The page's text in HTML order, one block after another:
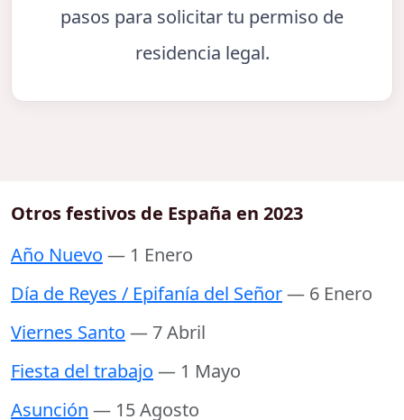
pasos para solicitar tu permiso de
residencia legal.
Otros festivos de España en 2023
Año Nuevo — 1 Enero
Día de Reyes / Epifanía del Señor— 6 Enero
Viernes Santo — 7 Abril
Fiesta del trabajo — 1 Mayo
Asunción — 15 Agosto